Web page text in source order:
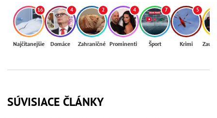
16
Najčítanejšie
4
Domáce
2
Zahraničné
4
Prominenti
7
Šport
5
Krimi
SÚVISIACE ČLÁNKY